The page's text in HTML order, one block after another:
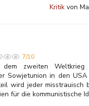
Kritik von
7/10
zweiten
Sowjetunion in den
wird jeder misstrauisch
für die kommunistische